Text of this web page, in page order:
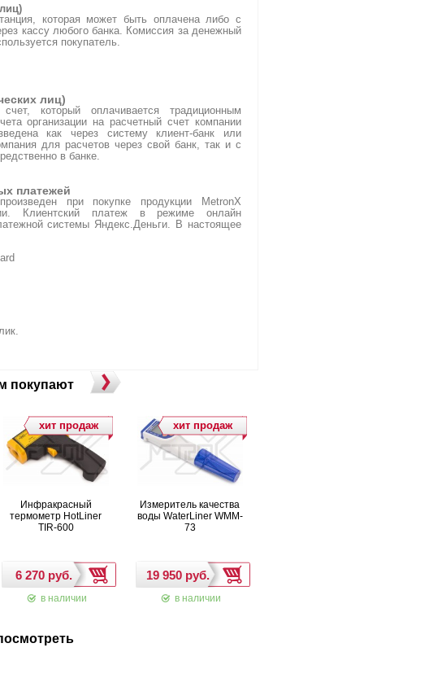
которая может быть оплачена либо с
кассу любого банка. Комиссия за денежный
покупатель.
лиц)
который оплачивается традиционным
организации на расчетный счет компании
как через систему клиент-банк или
для расчетов через свой банк, так и с
в банке.
платежей
при покупке продукции MetronX
Клиентский платеж в режиме онлайн
системы Яндекс.Деньги. В настоящее
покупают
хит продаж
Инфракрасный
термометр HotLiner
TIR-600
в наличии
хит продаж
Измеритель качества
воды WaterLiner WMM-
73
в наличии